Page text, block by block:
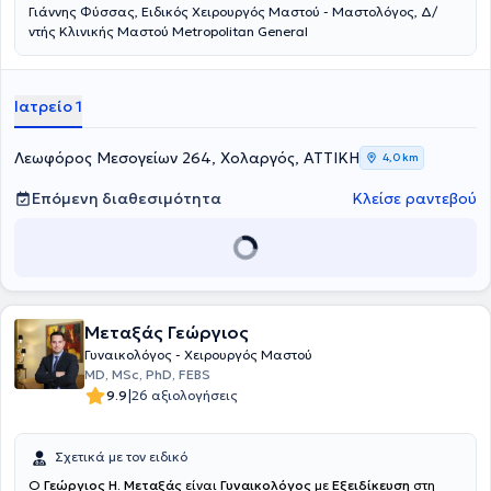
Γιάννης Φύσσας, Ειδικός Χειρουργός Μαστού - Μαστολόγος, Δ/
ντής Κλινικής Μαστού Metropolitan General
Ιατρείο 1
Λεωφόρος Μεσογείων 264, Χολαργός, ΑΤΤΙΚΗ 4,0 km
Επόμενη διαθεσιμότητα Κλείσε ραντεβού
Μεταξάς Γεώργιος
Γυναικολόγος - Χειρουργός Μαστού
MD, MSc, PhD, FEBS
9.9|26 αξιολογήσεις
Σχετικά με τον ειδικό
O Γεώργιος Η. Μεταξάς είναι Γυναικολόγος με Εξειδίκευση στη